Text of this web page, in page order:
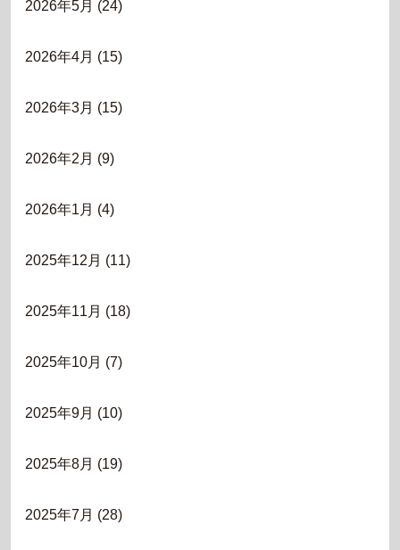
2026年5月 (24)
2026年4月 (15)
2026年3月 (15)
2026年2月 (9)
2026年1月 (4)
2025年12月 (11)
2025年11月 (18)
2025年10月 (7)
2025年9月 (10)
2025年8月 (19)
2025年7月 (28)